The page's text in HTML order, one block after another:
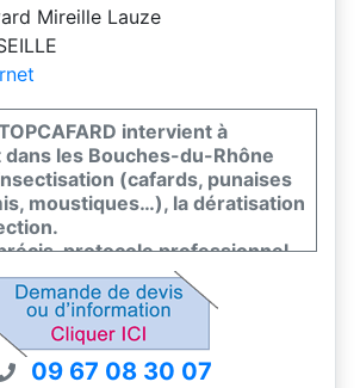
Mireille Lauze
intervient à
dans les Bouches-du-Rhône
(cafards, punaises
moustiques…), la dératisation
protocole professionnel
adaptés à la situation
commerce, parties communes).
rapides, consignes claires
passage, suivi si nécessaire.
et conseils de prévention pour
09 67 08 30 07